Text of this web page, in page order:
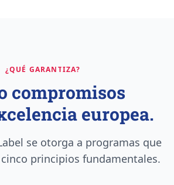
¿QUÉ GARANTIZA?
compromisos
europea.
se otorga a programas que
principios fundamentales.